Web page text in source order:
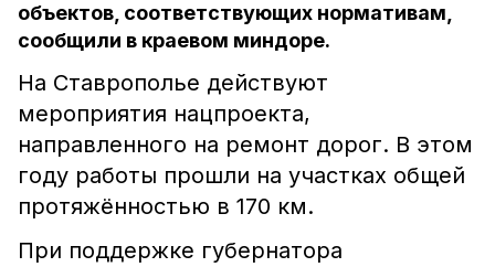
объектов, соответствующих нормативам,
сообщили в краевом миндоре.
На Ставрополье действуют
мероприятия нацпроекта,
направленного на ремонт дорог. В этом
году работы прошли на участках общей
протяжённостью в 170 км.
При поддержке губернатора